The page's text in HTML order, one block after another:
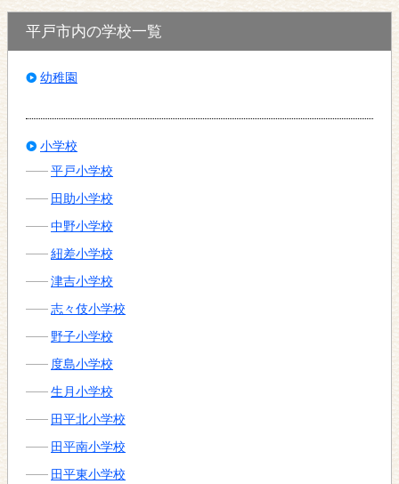
平戸市内の学校一覧
幼稚園
小学校
平戸小学校
田助小学校
中野小学校
紐差小学校
津吉小学校
志々伎小学校
野子小学校
度島小学校
生月小学校
田平北小学校
田平南小学校
田平東小学校